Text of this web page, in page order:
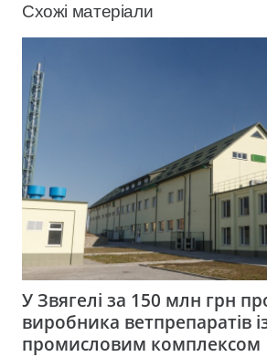
Схожі матеріали
У Звягелі за 150 млн грн
виробника ветпрепаратів
промисловим комплексом